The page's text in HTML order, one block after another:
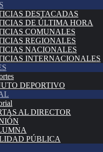
DESTACADAS
DE ÚLTIMA HORA
COMUNALES
REGIONALES
NACIONALES
INTERNACIONALES
DEPORTIVO
AL DIRECTOR
PÚBLICA